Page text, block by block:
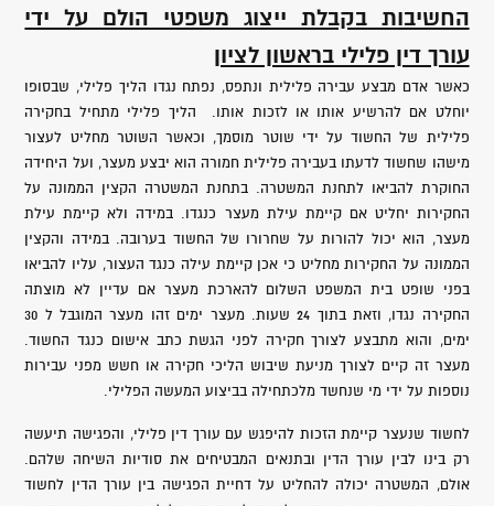
החשיבות בקבלת ייצוג משפטי הולם על ידי
עורך דין פלילי בראשון לציון
כאשר אדם מבצע עבירה פלילית ונתפס, נפתח נגדו הליך פלילי, שבסופו
יוחלט אם להרשיע אותו או לזכות אותו. הליך פלילי מתחיל בחקירה
פלילית של החשוד על ידי שוטר מוסמך, וכאשר השוטר מחליט לעצור
מישהו שחשוד לדעתו בעבירה פלילית חמורה הוא יבצע מעצר, ועל היחידה
החוקרת להביאו לתחנת המשטרה. בתחנת המשטרה הקצין הממונה על
החקירות יחליט אם קיימת עילת מעצר כנגדו. במידה ולא קיימת עילת
מעצר, הוא יכול להורות על שחרורו של החשוד בערובה. במידה והקצין
הממונה על החקירות מחליט כי אכן קיימת עילה כנגד העצור, עליו להביאו
בפני שופט בית המשפט השלום להארכת מעצר אם עדיין לא מוצתה
החקירה נגדו, וזאת בתוך 24 שעות. מעצר ימים זהו מעצר המוגבל ל 30
ימים, והוא מתבצע לצורך חקירה לפני הגשת כתב אישום כנגד החשוד.
מעצר זה קיים לצורך מניעת שיבוש הליכי חקירה או חשש מפני עבירות
נוספות על ידי מי שנחשד מלכתחילה בביצוע המעשה הפלילי.
לחשוד שנעצר קיימת הזכות להיפגש עם עורך דין פלילי, והפגישה תיעשה
רק בינו לבין עורך הדין ובתנאים המבטיחים את סודיות השיחה שלהם.
אולם, המשטרה יכולה להחליט על דחיית הפגישה בין עורך הדין לחשוד